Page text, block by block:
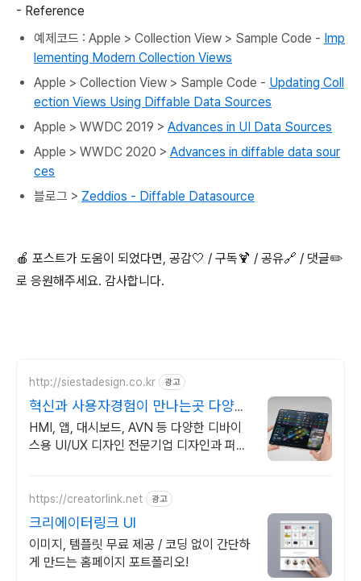
- Reference
예제코드 : Apple > Collection View > Sample Code - Imp
lementing Modern Collection Views
Apple > Collection View > Sample Code - Updating Coll
ection Views Using Diffable Data Sources
Apple > WWDC 2019 > Advances in UI Data Sources
Apple > WWDC 2020 > Advances in diffable data sour
ces
블로그 > Zeddios - Diffable Datasource
🍎 포스트가 도움이 되었다면, 공감🤍 / 구독🍹 / 공유🔗 / 댓글✏️
로 응원해주세요. 감사합니다.
http://siestadesign.co.kr 광고
혁신과 사용자경험이 만나는곳 다양한
포트폴리오
HMI, 앱, 대시보드, AVN 등 다양한 디바이
스용 UI/UX 디자인 전문기업 디자인과 퍼블
https://creatorlink.net 광고
크리에이터링크 UI
이미지, 템플릿 무료 제공 / 코딩 없이 간단하
게 만드는 홈페이지 포트폴리오!